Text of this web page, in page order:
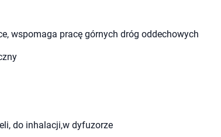
wspomaga pracę górnych dróg oddechowych
do inhalacji,w dyfuzorze